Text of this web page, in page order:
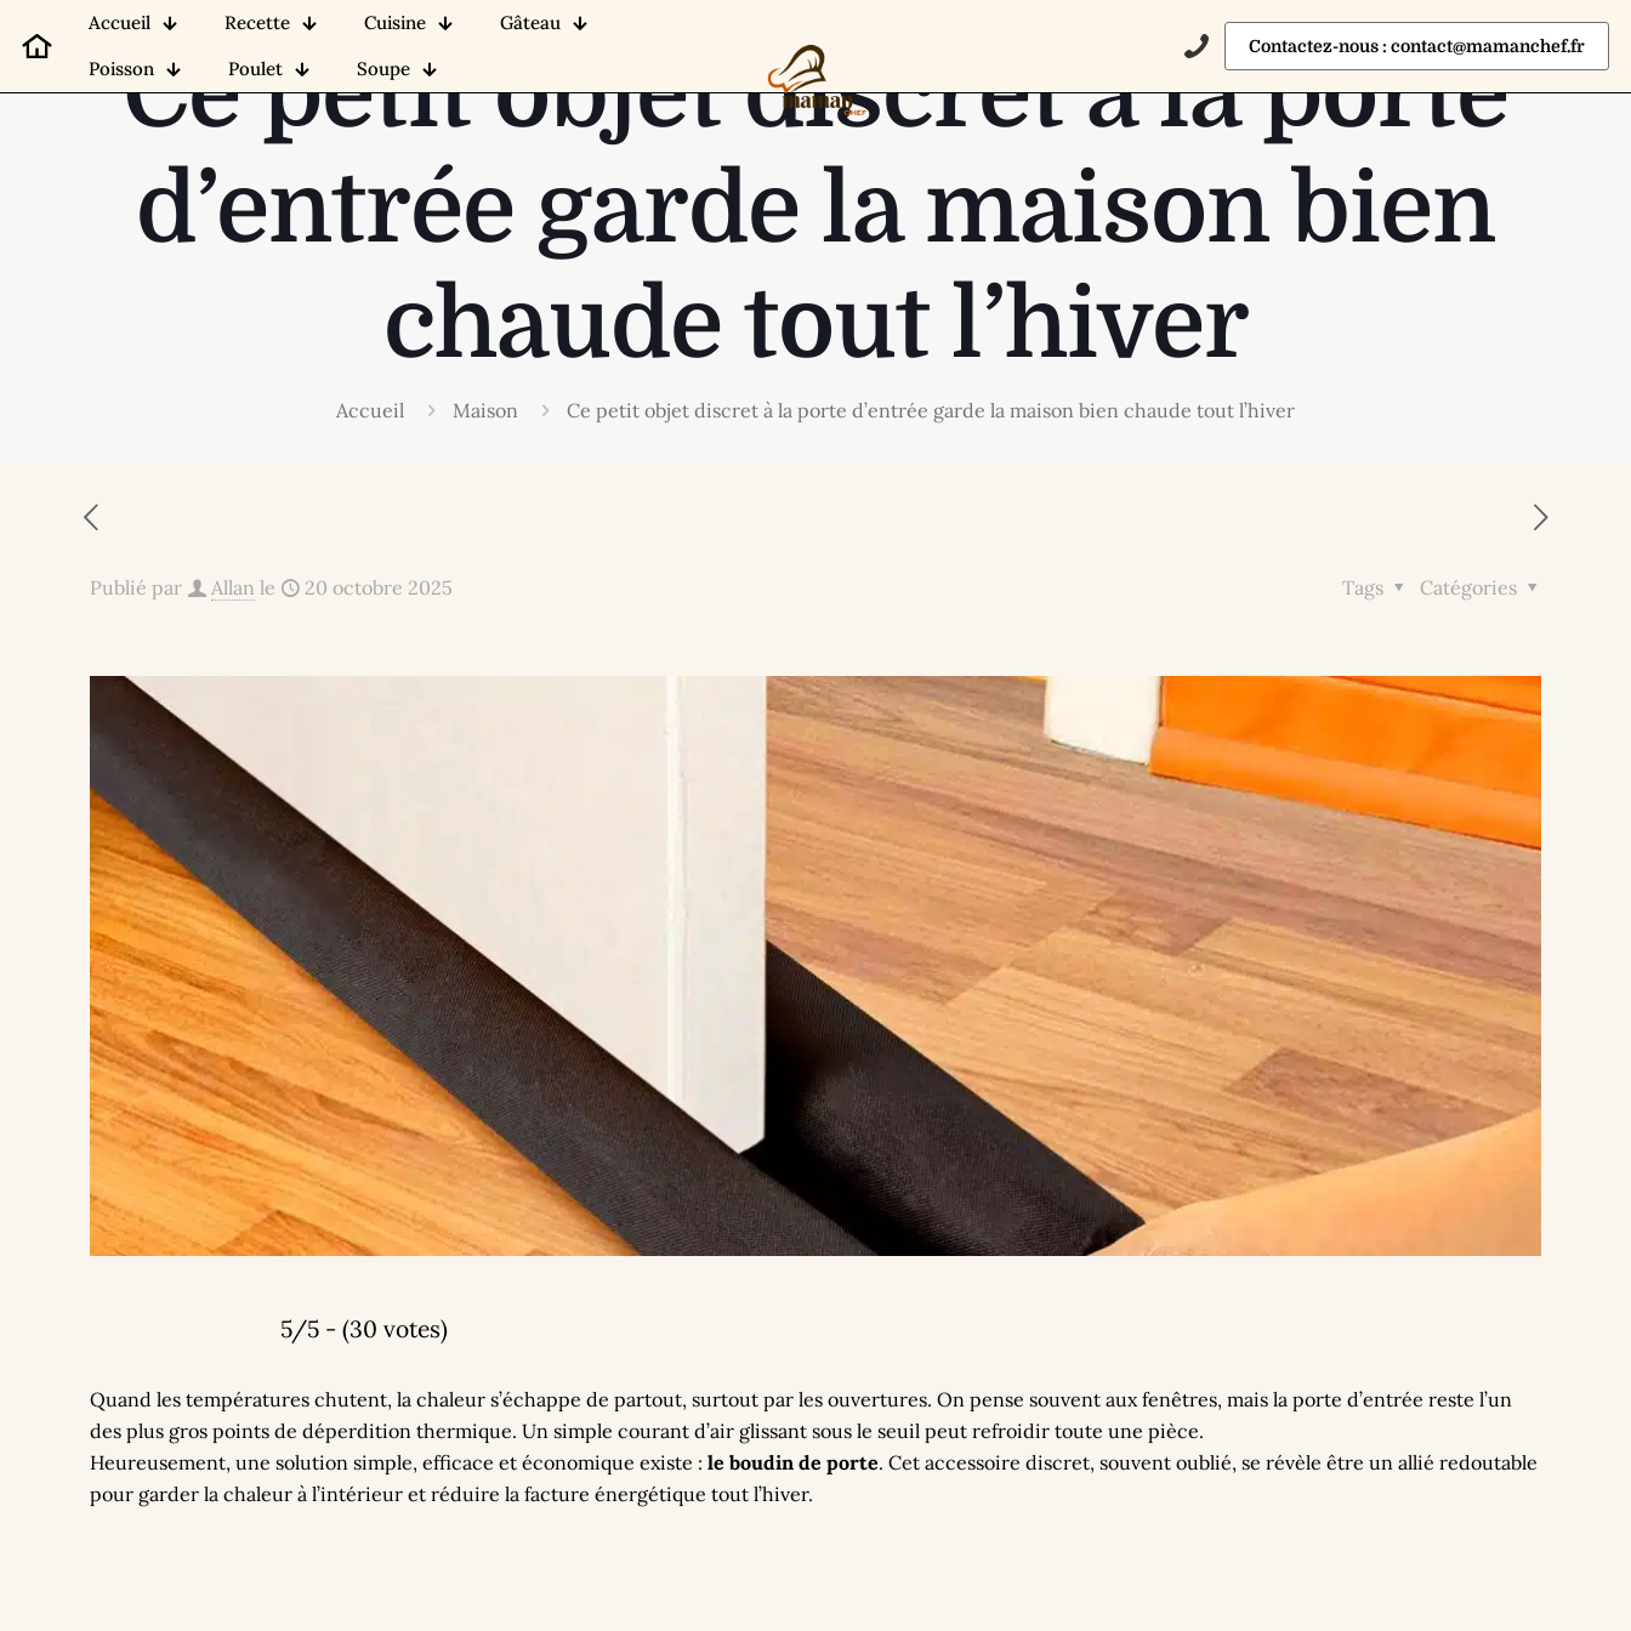
Accueil Recette Cuisine
Gâteau
Poisson
Poulet Soupe
Contactez-nous : contact@mamanchef.fr
Ce petit objet discret à la porte
d’entrée garde la maison bien
chaude tout l’hiver
Accueil Maison Ce petit objet discret à la porte d’entrée garde la maison bien chaude tout l’hiver
Publié par Allan le 20 octobre 2025 Catégories
Tags
5/5 - (30 votes)
Quand les températures chutent, la chaleur s’échappe de partout, surtout par les ouvertures. On pense souvent aux fenêtres, mais la porte d’entrée reste l’un
des plus gros points de déperdition thermique. Un simple courant d’air glissant sous le seuil peut refroidir toute une pièce.
Heureusement, une solution simple, efficace et économique existe :le boudin de porte. Cet accessoire discret, souvent oublié, se révèle être un allié redoutable
pour garder la chaleur à l’intérieur et réduire la facture énergétique tout l’hiver.